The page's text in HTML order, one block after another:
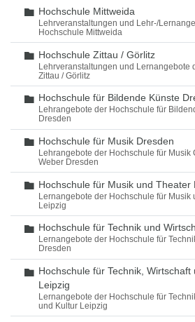
Ordner
Hochschule Mittweida
Lehrveranstaltungen und Lehr-/
Hochschule Mittweida
Ordner
Hochschule Zittau / Görlitz
Lehrveranstaltungen und Lernangebote
Zittau / Görlitz
Ordner
Hochschule für Bildende Künste
Lehrangebote der Hochschule für
Dresden
Ordner
Hochschule für Musik Dresden
Lehrangebote der Hochschule für Musik
Weber Dresden
Ordner
Hochschule für Musik und Theater
Lernangebote der Hochschule für Musik
Leipzig
Ordner
Hochschule für Technik und
Lernangebote der Hochschule für
Dresden
Ordner
Hochschule für Technik, Wirtschaft
Leipzig
Lernangebote der Hochschule für
und Kultur Leipzig